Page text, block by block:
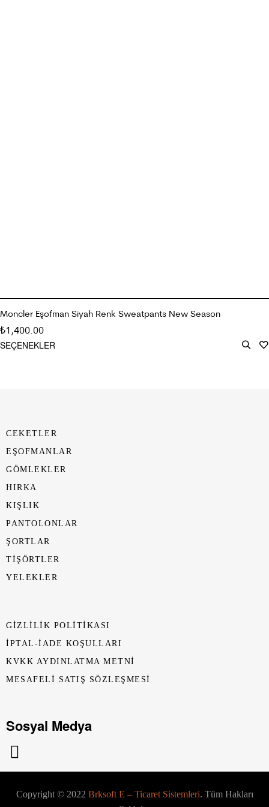
Moncler Eşofman Siyah Renk Sweatpants New Season
₺1,400.00
SEÇENEKLER
CEKETLER
EŞOFMANLAR
GÖMLEKLER
HIRKA
KIŞLIK
PANTOLONLAR
ŞORTLAR
TİŞÖRTLER
YELEKLER
GIZLILIK POLITIKASI
İPTAL-İADE KOŞULLARI
KVKK AYDINLATMA METNI
MESAFELI SATIŞ SÖZLEŞMESI
Sosyal Medya
Copyright © 2022 Brksoft E – Ticaret Sistemleri. Tüm Hakları